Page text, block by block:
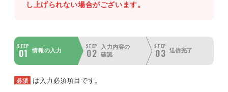
し上げられない場合がございます。
STEP
01 情報の入力
STEP
02
入力内容の
確認
STEP
03 送信完了
必須 は入力必須項目です。